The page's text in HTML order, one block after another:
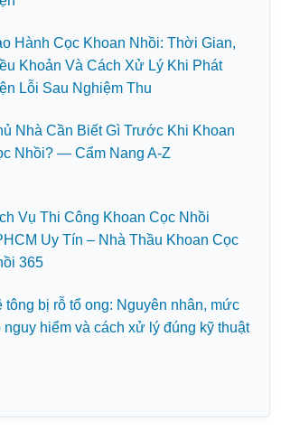
Hành Cọc Khoan Nhồi: Thời Gian,
Khoản Và Cách Xử Lý Khi Phát
Lỗi Sau Nghiệm Thu
Nhà Cần Biết Gì Trước Khi Khoan
Nhồi? — Cẩm Nang A-Z
Vụ Thi Công Khoan Cọc Nhồi
Uy Tín – Nhà Thầu Khoan Cọc
365
tông bị rỗ tổ ong: Nguyên nhân, mức
nguy hiểm và cách xử lý đúng kỹ thuật